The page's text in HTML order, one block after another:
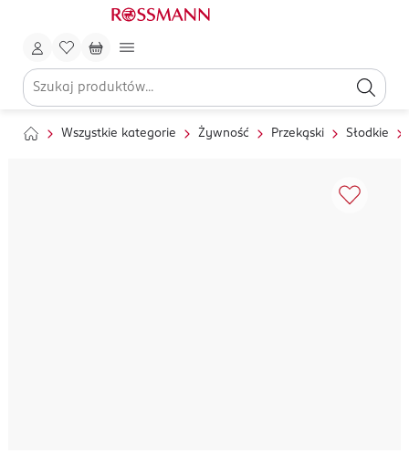
Wszystkie kategorie Żywność Przekąski Słodkie